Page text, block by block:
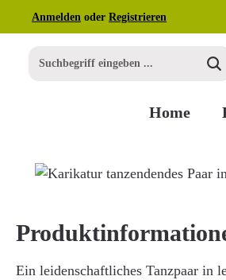
Hauptinhalt springen
Zur Suche springen
Zur Hauptnavigation springen
Anmelden oder Registrieren
Home
Bildergalerie überspringen
Ein leidenschaftliches Tanzpaar in